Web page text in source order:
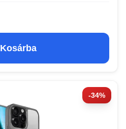
Kosárba
-34%